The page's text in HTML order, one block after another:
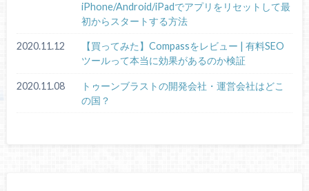
iPhone/Android/iPadでアプリをリセットして最
初からスタートする方法
2020.11.12
【買ってみた】Compassをレビュー | 有料SEO
ツールって本当に効果があるのか検証
2020.11.08
トゥーンブラストの開発会社・運営会社はどこ
の国？